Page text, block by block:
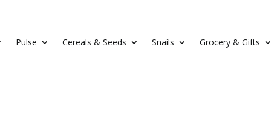
Pulse Cereals & Seeds Snails Grocery & Gifts